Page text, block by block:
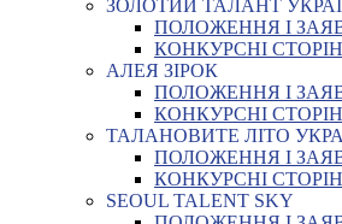
ЗОЛОТИЙ ТАЛАНТ
ПОЛОЖЕННЯ І
КОНКУРСНІ
АЛЕЯ ЗІРОК
ПОЛОЖЕННЯ І
КОНКУРСНІ
ТАЛАНОВИТЕ ЛІТО
ПОЛОЖЕННЯ І
КОНКУРСНІ
SEOUL TALENT SKY